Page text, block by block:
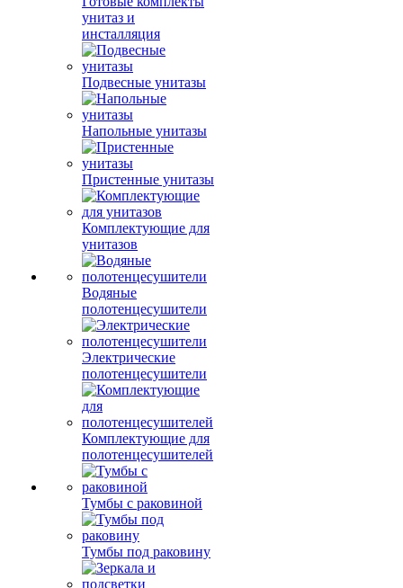
унитаз и
инсталляция
Подвесные унитазы
Напольные унитазы
Пристенные унитазы
Комплектующие для
унитазов
Водяные
полотенцесушители
Электрические
полотенцесушители
Комплектующие для
полотенцесушителей
Тумбы с раковиной
Тумбы под раковину